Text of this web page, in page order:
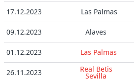
17.12.2023 Las Palmas
09.12.2023 Alaves
01.12.2023 Las Palmas
26.11.2023 Real Betis
Sevilla